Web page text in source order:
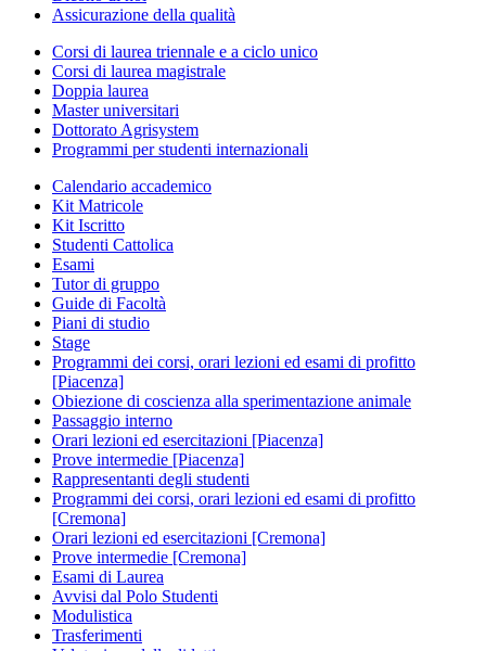
Assicurazione della qualità
Corsi di laurea triennale e a ciclo unico
Corsi di laurea magistrale
Doppia laurea
Master universitari
Dottorato Agrisystem
Programmi per studenti internazionali
Calendario accademico
Kit Matricole
Kit Iscritto
Studenti Cattolica
Esami
Tutor di gruppo
Guide di Facoltà
Piani di studio
Stage
Programmi dei corsi, orari lezioni ed esami di profitto
[Piacenza]
Obiezione di coscienza alla sperimentazione animale
Passaggio interno
Orari lezioni ed esercitazioni [Piacenza]
Prove intermedie [Piacenza]
Rappresentanti degli studenti
Programmi dei corsi, orari lezioni ed esami di profitto
[Cremona]
Orari lezioni ed esercitazioni [Cremona]
Prove intermedie [Cremona]
Esami di Laurea
Avvisi dal Polo Studenti
Modulistica
Trasferimenti